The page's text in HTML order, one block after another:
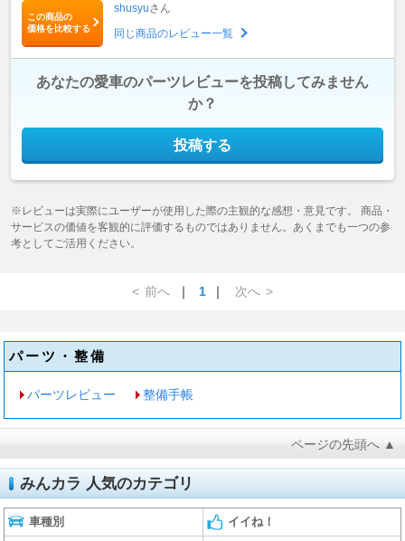
この商品の
価格を比較する
shusyuさん
同じ商品のレビュー一覧
あなたの愛車のパーツレビューを投稿してみません
か？
投稿する
※レビューは実際にユーザーが使用した際の主観的な感想・意見です。 商品・
サービスの価値を客観的に評価するものではありません。あくまでも一つの参
考としてご活用ください。
< 前へ ｜ 1 ｜ 次へ >
パーツ・整備
パーツレビュー 整備手帳
ページの先頭へ ▲
みんカラ 人気のカテゴリ
車種別 イイね！